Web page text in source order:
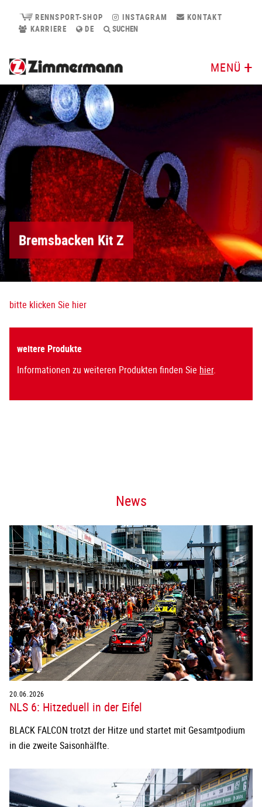
RENNSPORT-SHOP INSTAGRAM
KONTAKT
KARRIERE
DE SUCHEN
MENÜ
Bremsbacken Kit Z
bitte klicken Sie hier
weitere Produkte
Informationen zu weiteren Produkten finden Sie hier.
News
20.06.2026
NLS 6: Hitzeduell in der Eifel
BLACK FALCON trotzt der Hitze und startet mit Gesamtpodium
in die zweite Saisonhälfte.